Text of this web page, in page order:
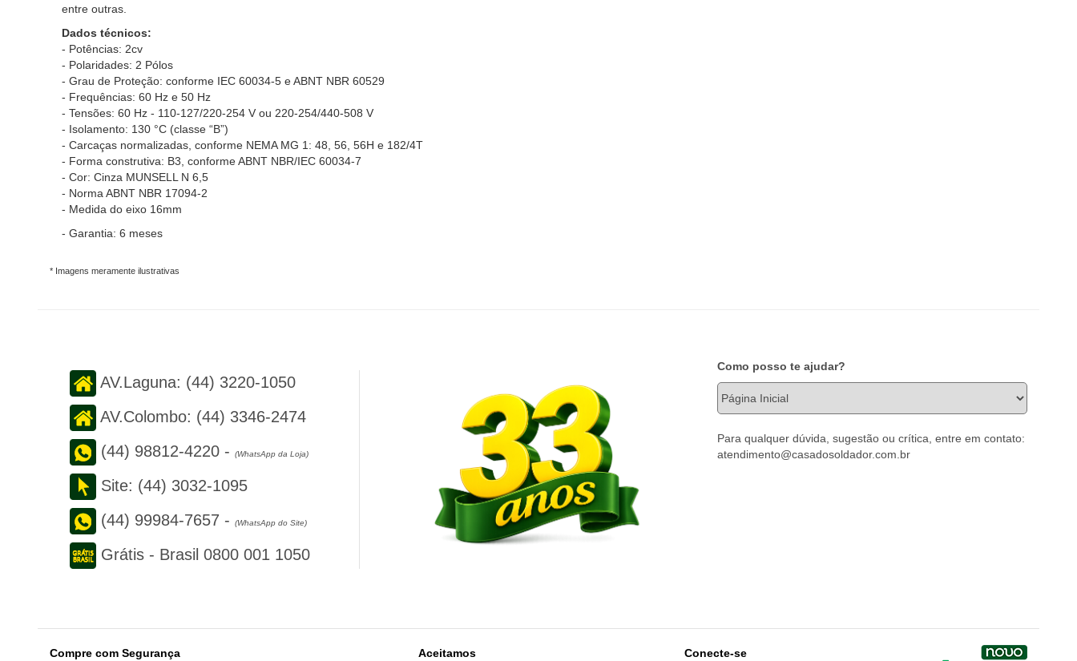
entre outras.
Dados técnicos:
- Potências: 2cv
- Polaridades: 2 Pólos
- Grau de Proteção: conforme IEC 60034-5 e ABNT NBR 60529
- Frequências: 60 Hz e 50 Hz
- Tensões: 60 Hz - 110-127/220-254 V ou 220-254/440-508 V
- Isolamento: 130 °C (classe “B”)
- Carcaças normalizadas, conforme NEMA MG 1: 48, 56, 56H e 182/4T
- Forma construtiva: B3, conforme ABNT NBR/IEC 60034-7
- Cor: Cinza MUNSELL N 6,5
- Norma ABNT NBR 17094-2
- Medida do eixo 16mm
- Garantia: 6 meses
* Imagens meramente ilustrativas
AV.Laguna: (44) 3220-1050
AV.Colombo: (44) 3346-2474
(44) 98812-4220 - (WhatsApp da Loja)
Site: (44) 3032-1095
(44) 99984-7657 - (WhatsApp do Site)
Grátis - Brasil 0800 001 1050
Como posso te ajudar?
Para qualquer dúvida, sugestão ou crítica, entre em contato:
atendimento@casadosoldador.com.br
Compre com Segurança Aceitamos Conecte-se